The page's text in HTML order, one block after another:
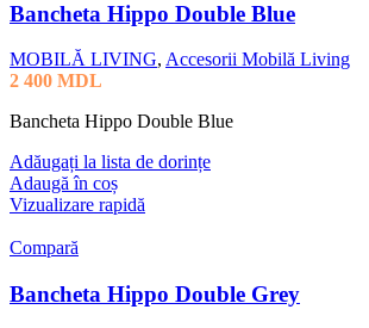
Bancheta Hippo Double Blue
MOBILĂ LIVING, Accesorii Mobilă Living
2 400 MDL
Bancheta Hippo Double Blue
Adăugați la lista de dorințe
Adaugă în coș
Vizualizare rapidă
Compară
Bancheta Hippo Double Grey